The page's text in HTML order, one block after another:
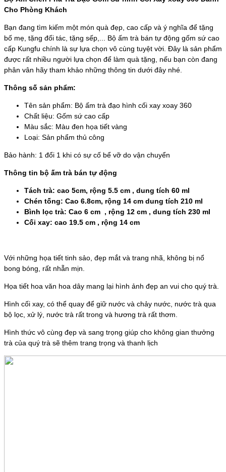
Cho Phòng Khách
Bạn đang tìm kiếm một món quà đẹp, cao cấp và ý nghĩa để tặng
bố mẹ, tặng đối tác, tặng sếp,... Bộ ấm trà bán tự động gốm sứ cao
cấp Kungfu chính là sự lựa chọn vô cùng tuyệt vời. Đây là sản phẩm
được rất nhiều người lựa chọn để làm quà tặng, nếu bạn còn đang
phân vân hãy tham khảo những thông tin dưới đây nhé.
Thông số sản phẩm:
Tên sản phẩm: Bộ ấm trà đạo hình cối xay xoay 360
Chất liệu: Gốm sứ cao cấp
Màu sắc: Màu đen họa tiết vàng
Loại: Sản phẩm thủ công
Bảo hành: 1 đổi 1 khi có sự cố bể vỡ do vận chuyển
Thông tin bộ ấm trà bán tự động
Tách trà: cao 5cm, rộng 5.5 cm , dung tích 60 ml
Chén tống: Cao 6.8cm, rộng 14 cm dung tích 210 ml
Bình lọc trà: Cao 6 cm , rộng 12 cm , dung tích 230 ml
Cối xay: cao 19.5 cm , rộng 14 cm
Với những họa tiết tinh sảo, đẹp mắt và trang nhã, không bị nổ
bong bóng, rất nhẵn mịn.
Họa tiết hoa văn hoa dây mang lại hình ảnh đẹp an vui cho quý trà.
Hình cối xay, có thể quay để giữ nước và chảy nước, nước trà qua
bộ lọc, xử lý, nước trà rất trong và hương trà rất thơm.
Hình thức vô cùng đẹp và sang trọng giúp cho không gian thưởng
trà của quý trà sẽ thêm trang trọng và thanh lịch